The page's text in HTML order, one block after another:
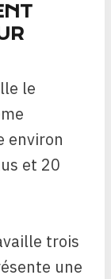
le
environ
et 20
trois
une